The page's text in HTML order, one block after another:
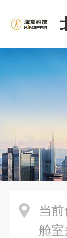
当前
舱